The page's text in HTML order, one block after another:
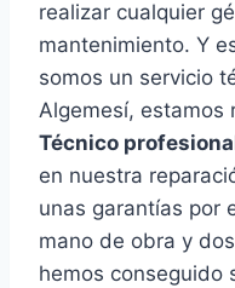
realizar cualquier
mantenimiento. Y
somos un servicio
Algemesí, estamos
Técnico
en nuestra
unas garantías por
mano de obra y
hemos conseguido